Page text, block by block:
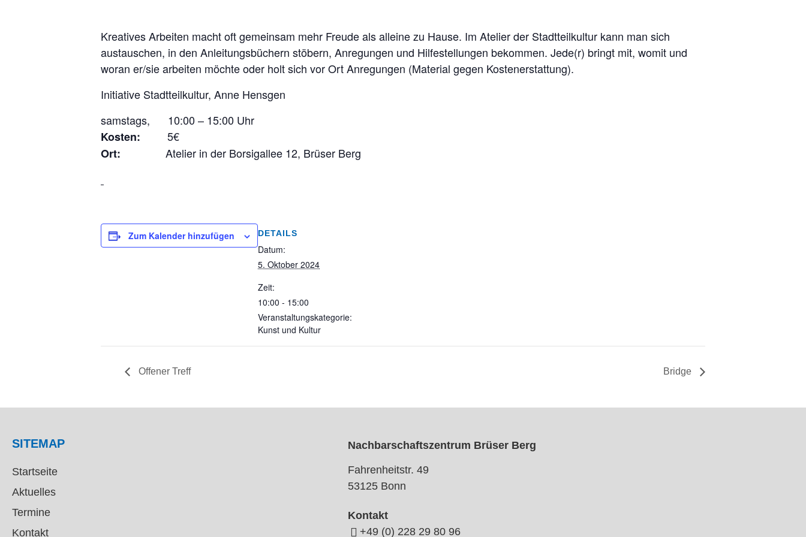
Kreatives Arbeiten macht oft gemeinsam mehr Freude als alleine zu Hause. Im Atelier der Stadtteilkultur kann man sich
austauschen, in den Anleitungsbüchern stöbern, Anregungen und Hilfestellungen bekommen. Jede(r) bringt mit, womit und
woran er/sie arbeiten möchte oder holt sich vor Ort Anregungen (Material gegen Kostenerstattung).
Initiative Stadtteilkultur, Anne Hensgen
samstags, 10:00 – 15:00 Uhr
Kosten: 5€
Ort: Atelier in der Borsigallee 12, Brüser Berg
Zum Kalender hinzufügen DETAILS
Datum:
5. Oktober 2024
Zeit:
10:00 - 15:00
Veranstaltungskategorie:
Kunst und Kultur
Offener Treff Bridge
SITEMAP
Startseite
Aktuelles
Termine
Kontakt
Nachbarschaftszentrum Brüser Berg
Fahrenheitstr. 49
53125 Bonn
Kontakt
+49 (0) 228 29 80 96